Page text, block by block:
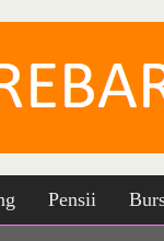
Pensii